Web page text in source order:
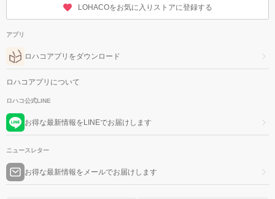
LOHACOをお気に入りストアに登録する
アプリ
ロハコアプリをダウンロード
ロハコアプリについて
ロハコ公式LINE
お得な最新情報をLINEでお届けします
ニュースレター
お得な最新情報をメールでお届けします